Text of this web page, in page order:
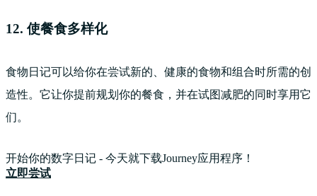
12. 使餐食多样化
食物日记可以给你在尝试新的、健康的食物和组合时所需的创
造性。它让你提前规划你的餐食，并在试图减肥的同时享用它
们。
开始你的数字日记 - 今天就下载Journey应用程序！
立即尝试